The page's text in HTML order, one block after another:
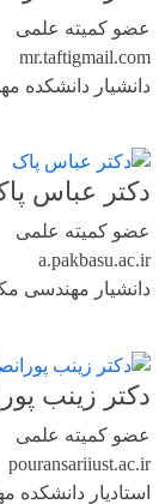
عضو کمیته علمی
mr.taftigmail.com
دانشیار دانشکده
دکتر عباس
عضو کمیته علمی
a.pakbasu.ac.ir
دانشیار مهندسی
دکتر زینب
عضو کمیته علمی
pouransariiust.ac.ir
استادیار